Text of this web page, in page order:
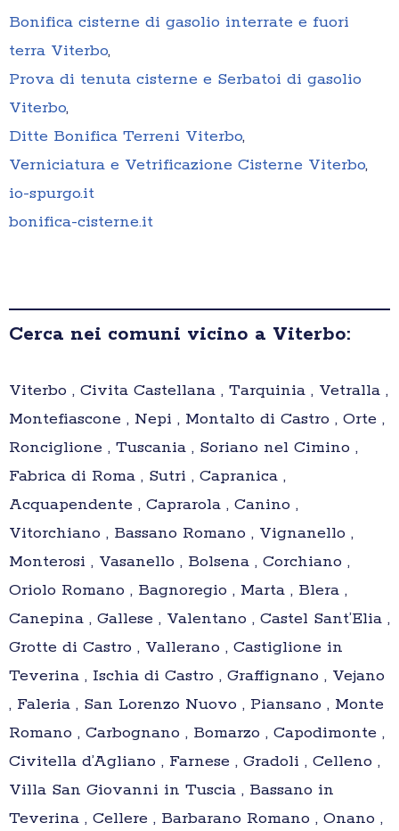
Bonifica cisterne di gasolio interrate e fuori
terra Viterbo,
Prova di tenuta cisterne e Serbatoi di gasolio
Viterbo,
Ditte Bonifica Terreni Viterbo,
Verniciatura e Vetrificazione Cisterne Viterbo,
io-spurgo.it
bonifica-cisterne.it
Cerca nei comuni vicino a Viterbo:
Viterbo , Civita Castellana , Tarquinia , Vetralla ,
Montefiascone , Nepi , Montalto di Castro , Orte ,
Ronciglione , Tuscania , Soriano nel Cimino ,
Fabrica di Roma , Sutri , Capranica ,
Acquapendente , Caprarola , Canino ,
Vitorchiano , Bassano Romano , Vignanello ,
Monterosi , Vasanello , Bolsena , Corchiano ,
Oriolo Romano , Bagnoregio , Marta , Blera ,
Canepina , Gallese , Valentano , Castel Sant’Elia ,
Grotte di Castro , Vallerano , Castiglione in
Teverina , Ischia di Castro , Graffignano , Vejano
, Faleria , San Lorenzo Nuovo , Piansano , Monte
Romano , Carbognano , Bomarzo , Capodimonte ,
Civitella d’Agliano , Farnese , Gradoli , Celleno ,
Villa San Giovanni in Tuscia , Bassano in
Teverina , Cellere , Barbarano Romano , Onano ,